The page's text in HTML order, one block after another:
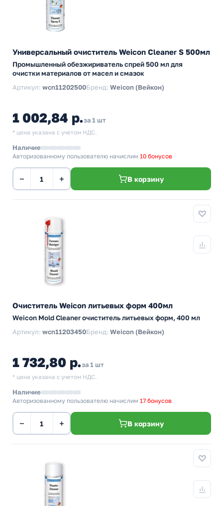
Универсальный очиститель Weicon Cleaner S 500мл
Промышленный обезжириватель спрей 500 мл для
очистки материалов от масел и смазок
Артикул: wcn11202500Бренд: Weicon (Вейкон)
1 002,84 р.за 1 шт
* цена указана с учетом НДС.
Наличие
Авторизованному пользователю начислим 10 бонусов
− + В корзину
Очиститель Weicon литьевых форм 400мл
Weicon Mold Cleaner очиститель литьевых форм, 400 мл
Артикул: wcn11203450Бренд: Weicon (Вейкон)
1 732,80 р.за 1 шт
* цена указана с учетом НДС.
Наличие
Авторизованному пользователю начислим 17 бонусов
− + В корзину